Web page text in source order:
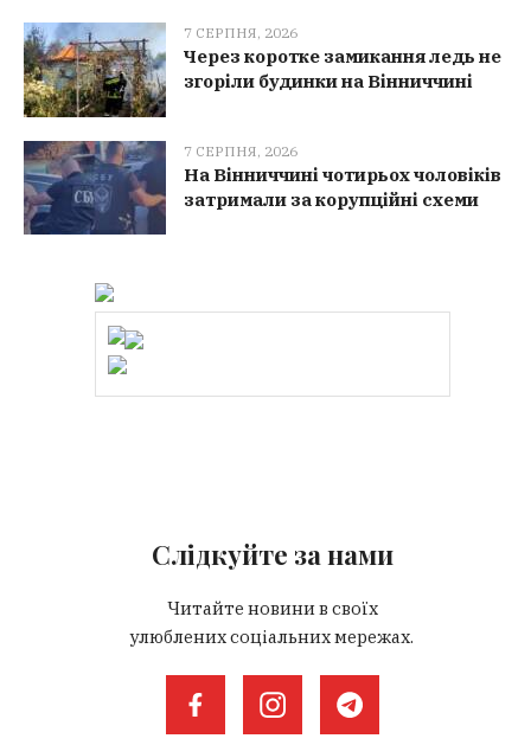
7 СЕРПНЯ, 2026
Через коротке замикання ледь не
згоріли будинки на Вінниччині
7 СЕРПНЯ, 2026
На Вінниччині чотирьох чоловіків
затримали за корупційні схеми
Слідкуйте за нами
Читайте новини в своїх
улюблених соціальних мережах.